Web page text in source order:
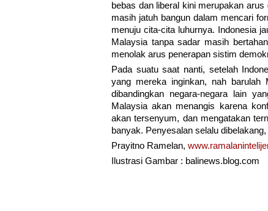
bebas dan liberal kini merupakan
masih jatuh bangun dalam mencari
menuju cita-cita luhurnya. Indonesia
Malaysia tanpa sadar masih
menolak arus penerapan sistim
Pada suatu saat nanti, setelah
yang mereka inginkan, nah barulah
dibandingkan negara-negara lain
Malaysia akan menangis karena
akan tersenyum, dan mengatakan
banyak. Penyesalan selalu
Prayitno Ramelan,
Ilustrasi Gambar : balinews.blog.com